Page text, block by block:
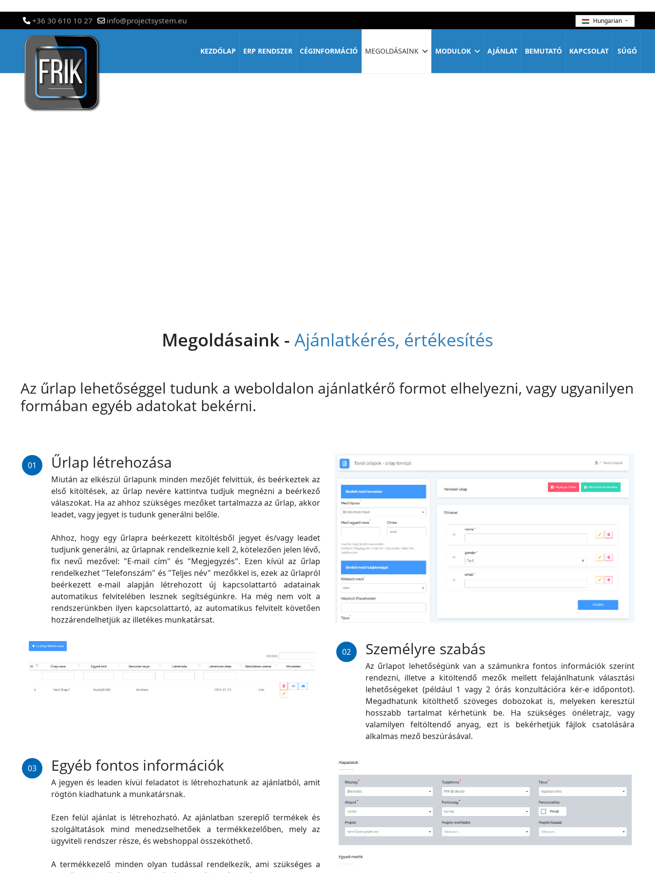
+36 30 610 10 27 info@projectsystem.eu Hungarian
KEZDŐLAP ERP RENDSZER CÉGINFORMÁCIÓ MEGOLDÁSAINK MODULOK AJÁNLAT BEMUTATÓ KAPCSOLAT SÚGÓ
Megoldásaink - Ajánlatkérés, értékesítés
Az űrlap lehetőséggel tudunk a weboldalon ajánlatkérő formot elhelyezni, vagy ugyanilyen
formában egyéb adatokat bekérni.
01 Űrlap létrehozása
Miután az elkészül űrlapunk minden mezőjét felvittük, és beérkeztek az
első kitöltések, az űrlap nevére kattintva tudjuk megnézni a beérkező
válaszokat. Ha az ahhoz szükséges mezőket tartalmazza az űrlap, akkor
leadet, vagy jegyet is tudunk generálni belőle.
Ahhoz, hogy egy űrlapra beérkezett kitöltésből jegyet és/vagy leadet
tudjunk generálni, az űrlapnak rendelkeznie kell 2, kötelezően jelen lévő,
fix nevű mezővel: "E-mail cím" és "Megjegyzés". Ezen kívül az űrlap
rendelkezhet "Telefonszám" és "Teljes név" mezőkkel is, ezek az űrlapról
beérkezett e-mail alapján létrehozott új kapcsolattartó adatainak
automatikus felvitelében lesznek segítségünkre. Ha még nem volt a
rendszerünkben ilyen kapcsolattartó, az automatikus felvitelt követően
hozzárendelhetjük az illetékes munkatársat.
02 Személyre szabás
Az űrlapot lehetőségünk van a számunkra fontos információk szerint
rendezni, illetve a kitöltendő mezők mellett felajánlhatunk választási
lehetőségeket (például 1 vagy 2 órás konzultációra kér-e időpontot).
Megadhatunk kitölthető szöveges dobozokat is, melyeken keresztül
hosszabb tartalmat kérhetünk be. Ha szükséges önéletrajz, vagy
valamilyen feltöltendő anyag, ezt is bekérhetjük fájlok csatolására
alkalmas mező beszúrásával.
03 Egyéb fontos információk
A jegyen és leaden kívül feladatot is létrehozhatunk az ajánlatból, amit
rögtön kiadhatunk a munkatársnak.
Ezen felül ajánlat is létrehozható. Az ajánlatban szereplő termékek és
szolgáltatások mind menedzselhetőek a termékkezelőben, mely az
ügyviteli rendszer része, és webshoppal összeköthető.
A termékkezelő minden olyan tudással rendelkezik, ami szükséges a